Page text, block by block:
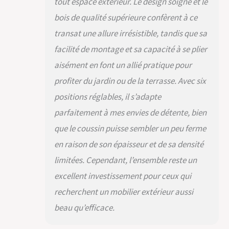
positions : Grâce aux
6 positions de
réglage offertes par
le dossier de notre
chaise longue, vous
pouvez facilement
ajuster sa hauteur
entre 30 et 90 cm
selon vos besoins.
Que ce soit pour lire,
vous reposer, dormir
ou simplement
vous avez la liberté
d'ajuster le dossier à
volonté. Avec 2
roues pour une
bois de qualité supérieure confèrent à ce
transat une allure irrésistible, tandis que sa
facilité de montage et sa capacité à se plier
aisément en font un allié pratique pour
profiter du jardin ou de la terrasse. Avec six
positions réglables, il s’adapte
parfaitement à mes envies de détente, bien
que le coussin puisse sembler un peu ferme
en raison de son épaisseur et de sa densité
limitées. Cependant, l’ensemble reste un
excellent investissement pour ceux qui
recherchent un mobilier extérieur aussi
beau qu’efficace.